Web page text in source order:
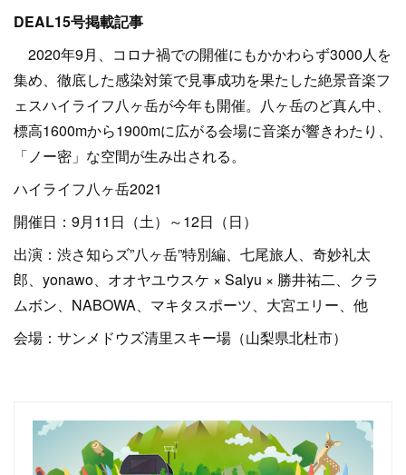
DEAL15号掲載記事
2020年9月、コロナ禍での開催にもかかわらず3000人を
集め、徹底した感染対策で見事成功を果たした絶景音楽フ
ェスハイライフ八ヶ岳が今年も開催。八ヶ岳のど真ん中、
標高1600mから1900mに広がる会場に音楽が響きわたり、
「ノー密」な空間が生み出される。
ハイライフ八ヶ岳2021
開催日：9月11日（土）～12日（日）
出演：渋さ知らズ”八ヶ岳”特別編、七尾旅人、奇妙礼太
郎、yonawo、オオヤユウスケ × Salyu × 勝井祐二、クラ
ムボン、NABOWA、マキタスポーツ、大宮エリー、他
会場：サンメドウズ清里スキー場（山梨県北杜市）